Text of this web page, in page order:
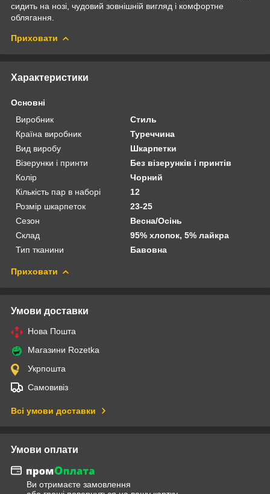
сидить на нозі, чудовий зовнішній вигляд і комфортне
облягання.
Приховати
Характеристики
Основні
Виробник
Стиль
Країна виробник
Туреччина
Вид виробу
Шкарпетки
Візерунки і принти
Без візерунків і принтів
Колір
Чорний
Кількість пар в наборі
12
Розмір шкарпеток
23-25
Сезон
Весна/Осінь
Склад
95% хлопок, 5% лайкра
Тип тканини
Бавовна
Приховати
Умови доставки
Нова Пошта
Магазини Rozetka
Укрпошта
Самовивіз
Всі умови доставки
Умови оплати
Ви отримаєте замовлення